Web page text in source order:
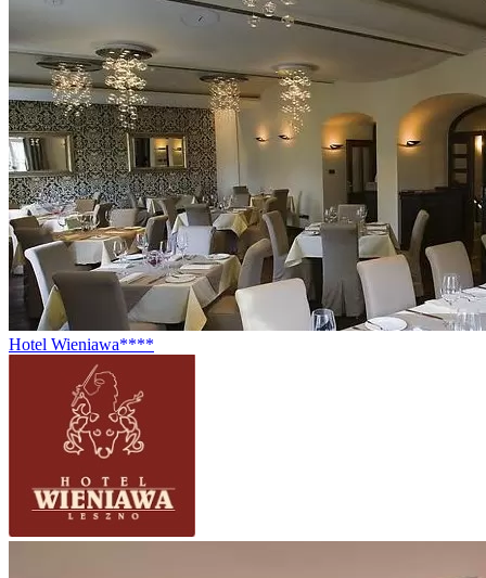
Hotel Wieniawa****